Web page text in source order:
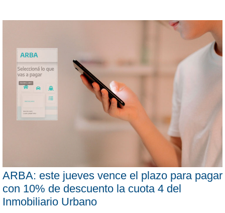
ARBA: este jueves vence el plazo para pagar
con 10% de descuento la cuota 4 del
Inmobiliario Urbano